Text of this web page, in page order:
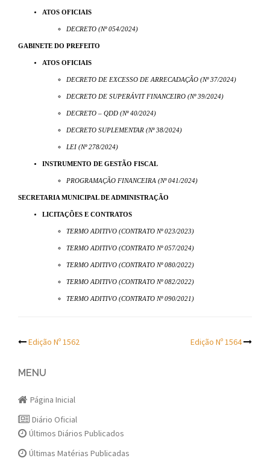
ATOS OFICIAIS
DECRETO (Nº 054/2024)
GABINETE DO PREFEITO
ATOS OFICIAIS
DECRETO DE EXCESSO DE ARRECADAÇÃO (Nº 37/2024)
DECRETO DE SUPERÁVIT FINANCEIRO (Nº 39/2024)
DECRETO – QDD (Nº 40/2024)
DECRETO SUPLEMENTAR (Nº 38/2024)
LEI (Nº 278/2024)
INSTRUMENTO DE GESTÃO FISCAL
PROGRAMAÇÃO FINANCEIRA (Nº 041/2024)
SECRETARIA MUNICIPAL DE ADMINISTRAÇÃO
LICITAÇÕES E CONTRATOS
TERMO ADITIVO (CONTRATO Nº 023/2023)
TERMO ADITIVO (CONTRATO Nº 057/2024)
TERMO ADITIVO (CONTRATO Nº 080/2022)
TERMO ADITIVO (CONTRATO Nº 082/2022)
TERMO ADITIVO (CONTRATO Nº 090/2021)
Post
navigation
Edição Nº 1562 Edição Nº 1564
MENU
Página Inicial
Diário Oficial
Últimos Diários Publicados
Últimas Matérias Publicadas